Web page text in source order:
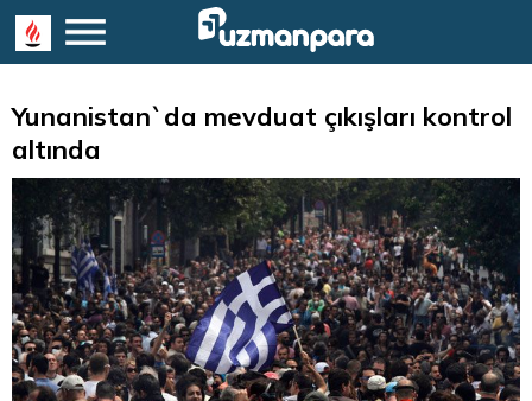
Yunanistan`da mevduat çıkışları kontrol
altında